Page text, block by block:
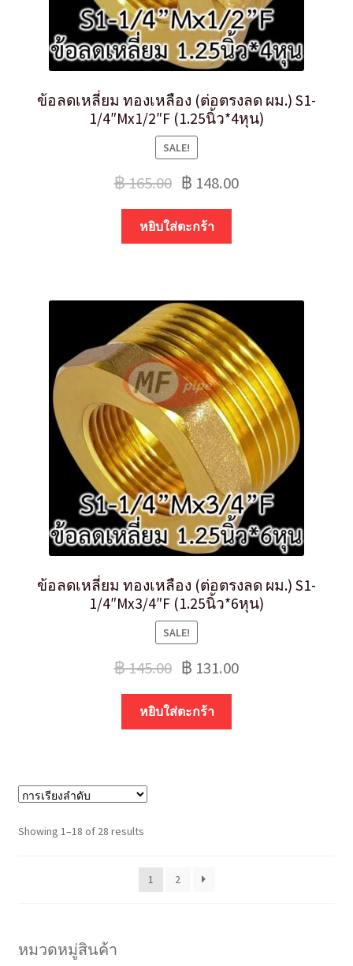
ข้อลดเหลี่ยม ทองเหลือง (ต่อตรงลด ผม.) S1-
1/4″Mx1/2″F (1.25นิ้ว*4หุน)
SALE!
฿165.00 ฿ 148.00
หยิบใส่ตะกร้า
ข้อลดเหลี่ยม ทองเหลือง (ต่อตรงลด ผม.) S1-
1/4″Mx3/4″F (1.25นิ้ว*6หุน)
SALE!
฿145.00 ฿ 131.00
หยิบใส่ตะกร้า
Showing 1–18 of 28 results
1 2
หมวดหมู่สินค้า